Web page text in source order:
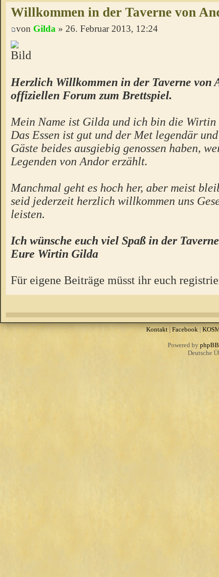
Willkommen in der Taverne von
von Gilda » 26. Februar 2013, 12:24
Herzlich Willkommen in der Taverne von
offiziellen Forum zum Brettspiel.
Mein Name ist Gilda und ich bin die Wirtin
Das Essen ist gut und der Met legendär
Gäste beides ausgiebig genossen haben,
Legenden von Andor erzählt.
Manchmal geht es hoch her, aber meist
seid jederzeit herzlich willkommen uns
leisten.
Ich wünsche euch viel Spaß in der
Eure Wirtin Gilda
Für eigene Beiträge müsst ihr euch
Kontakt|Facebook |
Powered by phpBB
Deutsche